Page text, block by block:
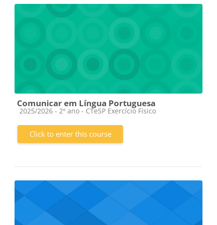
Comunicar em Língua Portuguesa
Course category
2025/2026 - 2º ano - CTeSP Exercício Físico
Click to enter this course